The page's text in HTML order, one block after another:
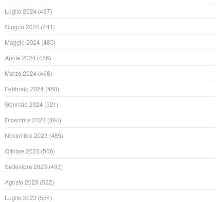
Luglio 2024 (497)
Giugno 2024 (441)
Maggio 2024 (485)
Aprile 2024 (456)
Marzo 2024 (468)
Febbraio 2024 (460)
Gennaio 2024 (521)
Dicembre 2023 (494)
Novembre 2023 (485)
Ottobre 2023 (506)
Settembre 2023 (493)
Agosto 2023 (522)
Luglio 2023 (554)